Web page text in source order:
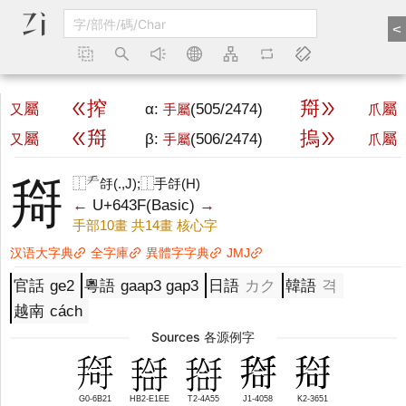
<
又 屬 搾 α: 手屬(505/2474) 搿 爪 屬
又 屬 搿 β: 手屬(506/2474) 摀 爪 屬
搿 ⿰龵㧱(.,J);⿰手㧱(H)
← U+643F(Basic) →
手部10畫 共14畫 核心字
汉语大字典 全字庫 異體字字典 JMJ
官話 ge2 粵語 gaap3 gap3 日語 カク 韓語 격
越南 cách
Sources 各源例字
G0-6B21 HB2-E1EE T2-4A55 J1-4058 K2-3651